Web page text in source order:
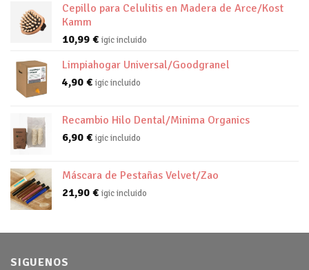
Cepillo para Celulitis en Madera de Arce/Kost
Kamm
10,99 € igic incluido
Limpiahogar Universal/Goodgranel
4,90 € igic incluido
Recambio Hilo Dental/Minima Organics
6,90 € igic incluido
Máscara de Pestañas Velvet/Zao
21,90 € igic incluido
SIGUENOS